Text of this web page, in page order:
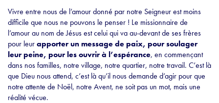
Vivre entre nous de l’amour donné par notre Seigneur est moins
difficile que nous ne pouvons le penser ! Le missionnaire de
l’amour au nom de Jésus est celui qui va au-devant de ses frères
pour leurapporter un message de paix, pour soulager
leur peine, pour les ouvrir à l’espérance, en commençant
dans nos familles, notre village, notre quartier, notre travail. C’est là
que Dieu nous attend, c’est là qu’il nous demande d’agir pour que
notre attente de Noël, notre Avent, ne soit pas un mot, mais une
réalité vécue.